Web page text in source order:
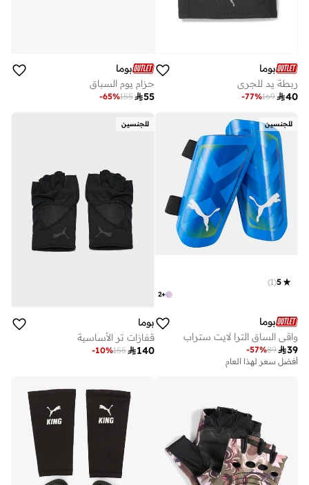
بوما
ربطة يد للجري
40
169
-77%
بوما
حزام يوم السباق
55
155
-65%
للجنسين
+
2
5
(
1
)
بوما
واقي الساق الترا لايت ستراب
39
89
-57%
أفضل سعر لهذا العام
للجنسين
بوما
قفازات تر الأساسية
140
155
-10%